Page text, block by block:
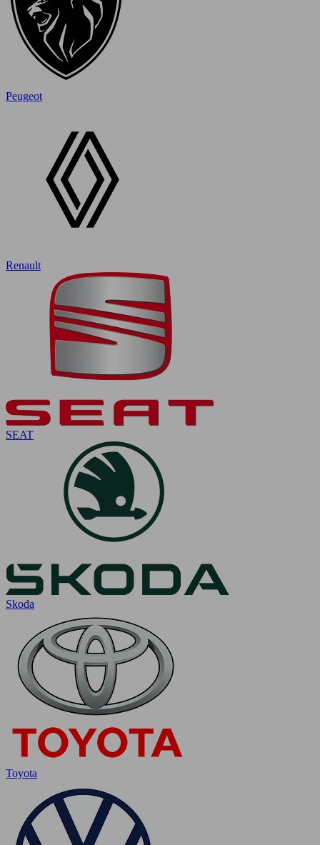
Peugeot
Renault
SEAT
Skoda
Toyota